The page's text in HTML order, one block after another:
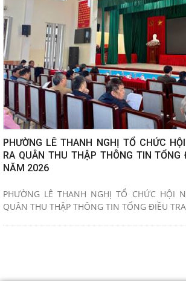
PHƯỜNG LÊ THANH NGHỊ TỔ CHỨC
RA QUÂN THU THẬP THÔNG TIN TỔNG
NĂM 2026
PHƯỜNG LÊ THANH NGHỊ TỔ CHỨC HỘI
QUÂN THU THẬP THÔNG TIN TỔNG ĐIỀU